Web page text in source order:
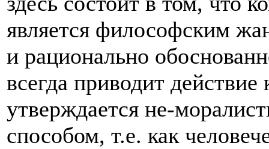
является философским
и рационально
всегда приводит
утверждается не-
способом, т.е. как